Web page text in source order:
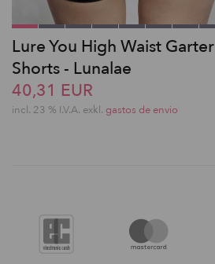
Lure You High Waist Garter
Shorts - Lunalae
40,31 EUR
incl. 23 % I.V.A. exkl. gastos de envio